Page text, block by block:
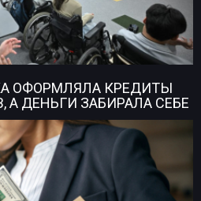
ОФОРМЛЯЛА КРЕДИТЫ
А ДЕНЬГИ ЗАБИРАЛА СЕБЕ